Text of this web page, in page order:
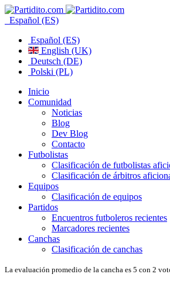
Español (ES)
Español (ES)
English (UK)
Deutsch (DE)
Polski (PL)
Inicio
Comunidad
Noticias
Blog
Dev Blog
Contacto
Futbolistas
Clasificación de futbolistas
Clasificación de árbitros
Equipos
Clasificación de equipos
Partidos
Encuentros futboleros recientes
Marcadores recientes
Canchas
Clasificación de canchas
La evaluación promedio de la cancha es 5 con 2